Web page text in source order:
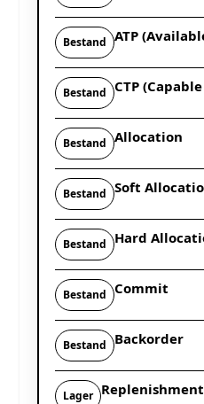
Bestand ATP
Bestand CTP
Bestand Allocation
Bestand Soft
Bestand Hard
Bestand Commit
Bestand Backorder
Lager Replenishment